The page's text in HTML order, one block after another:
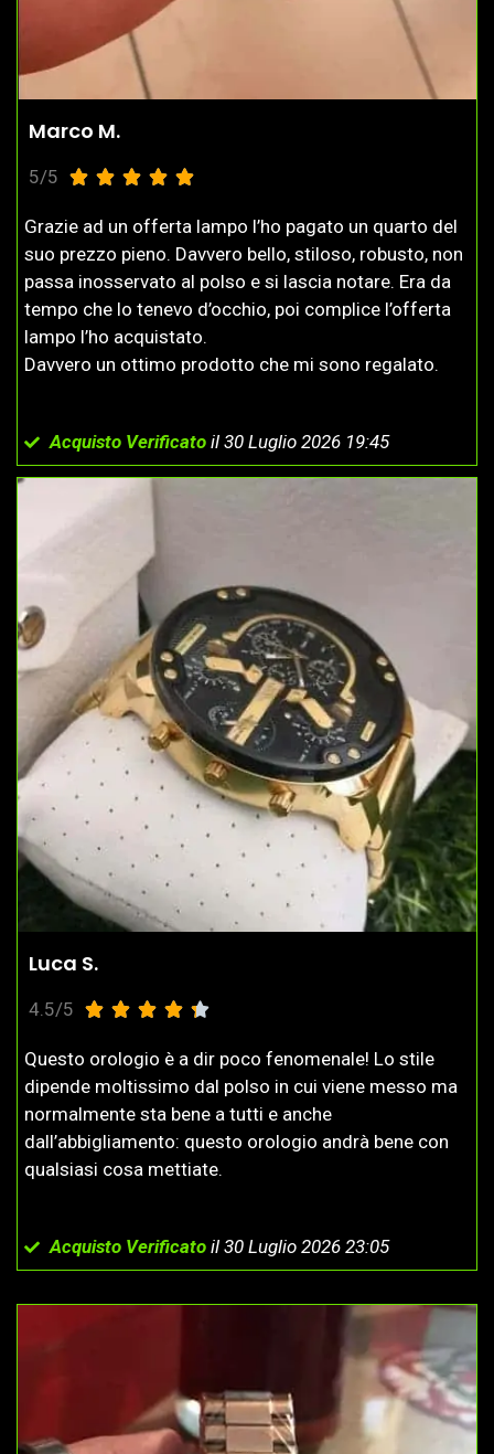
Marco M.
5/5     
Grazie ad un offerta lampo l’ho pagato un quarto del
suo prezzo pieno. Davvero bello, stiloso, robusto, non
passa inosservato al polso e si lascia notare. Era da
tempo che lo tenevo d’occhio, poi complice l’offerta
lampo l’ho acquistato.
Davvero un ottimo prodotto che mi sono regalato.
Acquisto Verificatoil 30 Luglio 2026 19:45
Luca S.
4.5/5     
Questo orologio è a dir poco fenomenale! Lo stile
dipende moltissimo dal polso in cui viene messo ma
normalmente sta bene a tutti e anche
dall’abbigliamento: questo orologio andrà bene con
qualsiasi cosa mettiate.
Acquisto Verificatoil 30 Luglio 2026 23:05